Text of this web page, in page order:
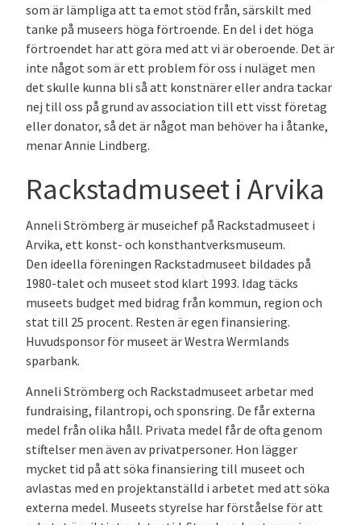
som är lämpliga att ta emot stöd från, särskilt med
tanke på museers höga förtroende. En del i det höga
förtroendet har att göra med att vi är oberoende. Det är
inte något som är ett problem för oss i nuläget men
det skulle kunna bli så att konstnärer eller andra tackar
nej till oss på grund av association till ett visst företag
eller donator, så det är något man behöver ha i åtanke,
menar Annie Lindberg.
Rackstadmuseet i Arvika
Anneli Strömberg är museichef på Rackstadmuseet i
Arvika, ett konst- och konsthantverksmuseum.
Den ideella föreningen Rackstadmuseet bildades på
1980-talet och museet stod klart 1993. Idag täcks
museets budget med bidrag från kommun, region och
stat till 25 procent. Resten är egen finansiering.
Huvudsponsor för museet är Westra Wermlands
sparbank.
Anneli Strömberg och Rackstadmuseet arbetar med
fundraising, filantropi, och sponsring. De får externa
medel från olika håll. Privata medel får de ofta genom
stiftelser men även av privatpersoner. Hon lägger
mycket tid på att söka finansiering till museet och
avlastas med en projektanställd i arbetet med att söka
externa medel. Museets styrelse har förståelse för att